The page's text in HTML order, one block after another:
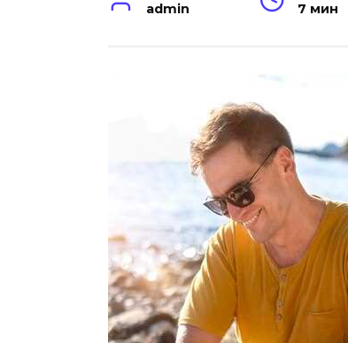
admin 7 мин